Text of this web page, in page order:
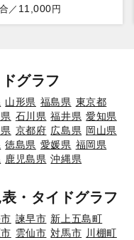
／ 11,000円
グラフ
山形県 福島県 東京都
石川県 福井県 愛知県
京都府 広島県 岡山県
徳島県 愛媛県 福岡県
鹿児島県 沖縄県
・タイドグラフ
諫早市 新上五島町
雲仙市 対馬市 川棚町